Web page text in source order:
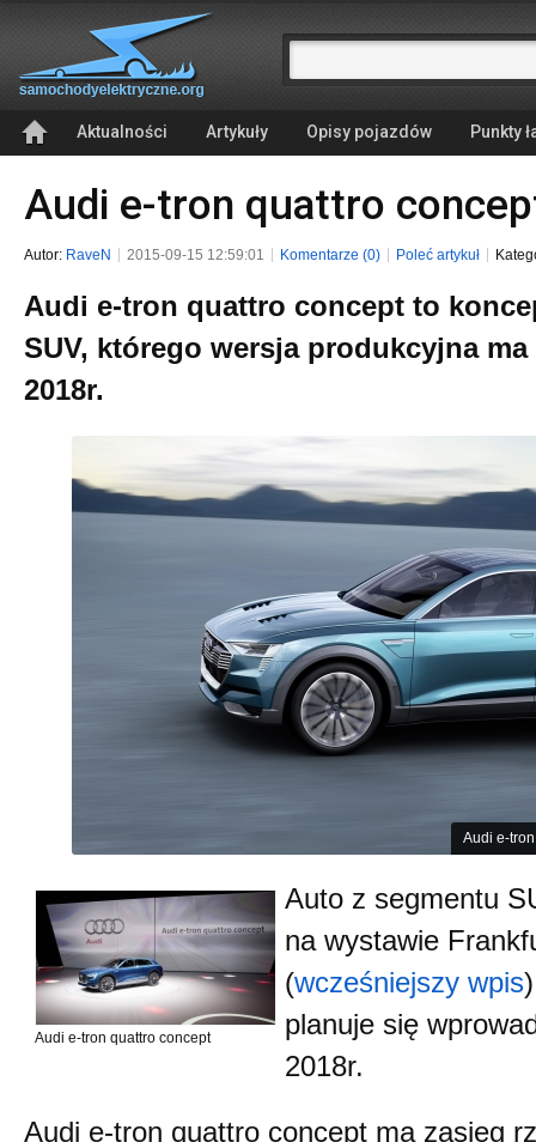
Aktualności Artykuły Opisy pojazdów Punkty
Audi e-tron quattro
Autor: RaveN 2015-09-15 12:59:01 Komentarze (0) Poleć artykuł
Audi e-tron quattro concept to
SUV, którego wersja produkcyjna
2018r.
Audi e-
Audi e-tron quattro concept
Auto z segmentu
na wystawie
(wcześniejszy wpis
planuje się
2018r.
Audi e-tron quattro concept ma zasięg